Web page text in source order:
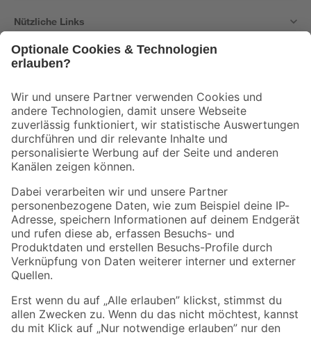
Nützliche Links
Der toom Newsletter: Keine Angebote und Aktionen mehr verpassen!
Zur Newsletter Anmeldung
Folge uns
Zahlungsarten Versandarten
Sicher einkaufen
Jetzt die toom-App herunterladen